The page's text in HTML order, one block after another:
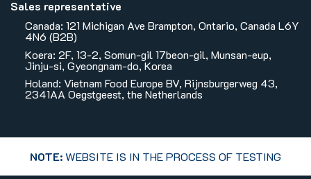
Sales representative
Canada: 121 Michigan Ave Brampton, Ontario, Canada L6Y
4N6 (B2B)
Koera: 2F, 13-2, Somun-gil 17beon-gil, Munsan-eup,
Jinju-si, Gyeongnam-do, Korea
Holand: Vietnam Food Europe BV, Rijnsburgerweg 43,
2341AA Oegstgeest, the Netherlands
NOTE:WEBSITE IS IN THE PROCESS OF TESTING